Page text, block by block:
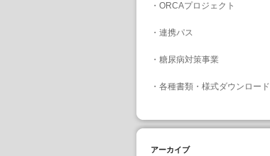
・ ORCAプロジェクト
・ 連携パス
・ 糖尿病対策事業
・ 各種書類・様式ダウンロード
アーカイブ